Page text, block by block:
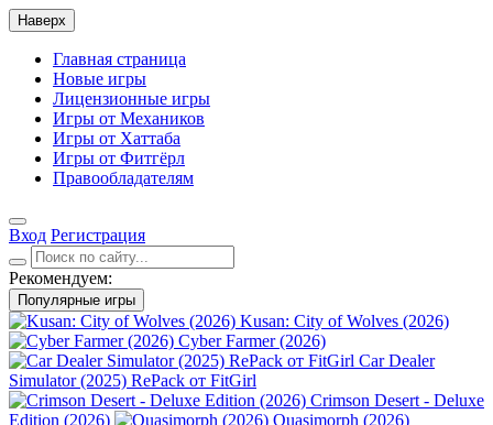
Наверх
Главная страница
Новые игры
Лицензионные игры
Игры от Механиков
Игры от Хаттаба
Игры от Фитгёрл
Правообладателям
Вход Регистрация
Рекомендуем:
Популярные игры
Kusan: City of Wolves (2026)
Cyber Farmer (2026)
Car Dealer
Simulator (2025) RePack от FitGirl
Crimson Desert - Deluxe
Edition (2026)
Quasimorph (2026)